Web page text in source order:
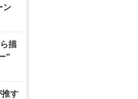
ン
描
”
推す